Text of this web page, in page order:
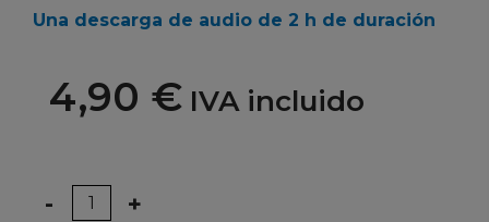
Una descarga de audio de 2 h de duración
4,90 € IVA incluido
Cantidad
- +